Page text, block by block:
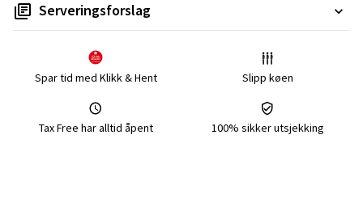
Serveringsforslag
Spar tid med Klikk & Hent Slipp køen
Tax Free har alltid åpent 100% sikker utsjekking